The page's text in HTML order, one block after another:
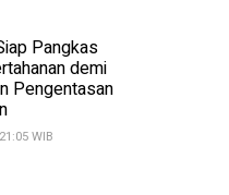
Pangkas
demi
Pengentasan
WIB